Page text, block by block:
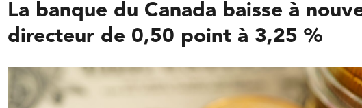
La banque du Canada baisse à
directeur de 0,50 point à 3,25 %